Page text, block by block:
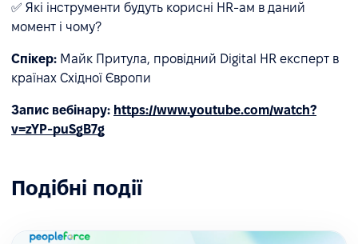
✅ Які інструменти будуть корисні HR-ам в даний
момент і чому?
Спікер: Майк Притула, провідний Digital HR експерт в
країнах Східної Європи
Запис вебінару: https://www.youtube.com/watch?
v=zYP-puSgB7g
Подібні події